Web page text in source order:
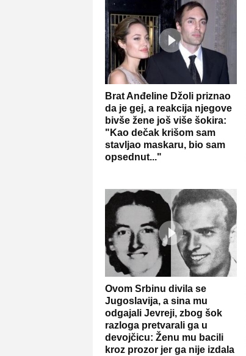
Brat Anđeline Džoli priznao
da je gej, a reakcija njegove
bivše žene još više šokira:
"Kao dečak krišom sam
stavljao maskaru, bio sam
opsednut..."
Ovom Srbinu divila se
Jugoslavija, a sina mu
odgajali Jevreji, zbog šok
razloga pretvarali ga u
devojčicu: Ženu mu bacili
kroz prozor jer ga nije izdala